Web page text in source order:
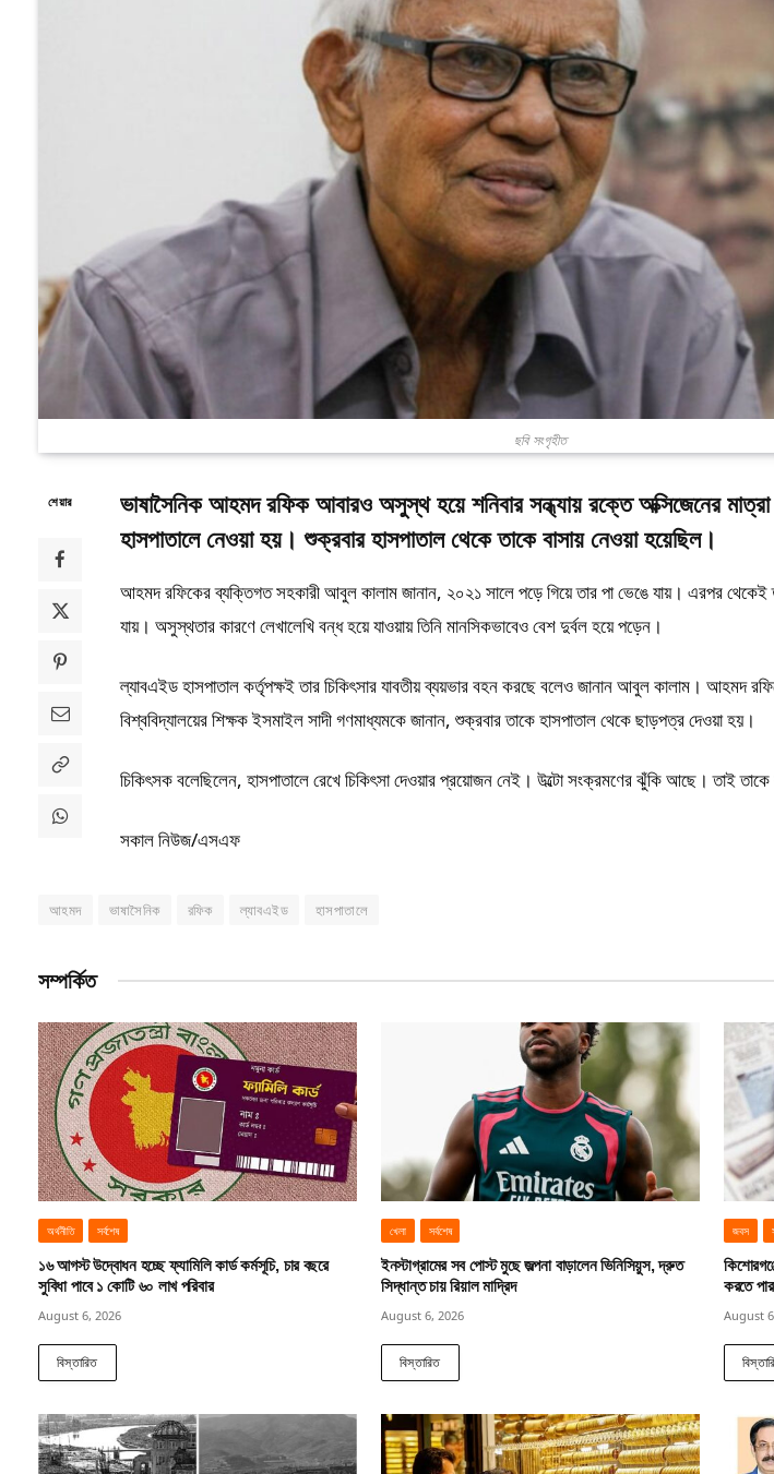
ছবি সংগৃহীত
শেয়ার
ভাষাসৈনিক আহমদ রফিক আবারও অসুস্থ হয়ে শনিবার সন্ধ্যায় রক্তে অক্সিজেনের
হাসপাতালে নেওয়া হয়। শুক্রবার হাসপাতাল থেকে তাকে বাসায় নেওয়া হয়েছিল।
আহমদ রফিকের ব্যক্তিগত সহকারী আবুল কালাম জানান, ২০২১ সালে পড়ে গিয়ে তার পা ভেঙে যায়। এরপর থেকেই
যায়। অসুস্থতার কারণে লেখালেখি বন্ধ হয়ে যাওয়ায় তিনি মানসিকভাবেও বেশ দুর্বল হয়ে পড়েন।
ল্যাবএইড হাসপাতাল কর্তৃপক্ষই তার চিকিৎসার যাবতীয় ব্যয়ভার বহন করছে বলেও জানান আবুল কালাম। আহমদ
বিশ্ববিদ্যালয়ের শিক্ষক ইসমাইল সাদী গণমাধ্যমকে জানান, শুক্রবার তাকে হাসপাতাল থেকে ছাড়পত্র দেওয়া হয়।
চিকিৎসক বলেছিলেন, হাসপাতালে রেখে চিকিৎসা দেওয়ার প্রয়োজন নেই। উল্টো সংক্রমণের ঝুঁকি আছে। তাই তাকে
সকাল নিউজ/এসএফ
আহমদ ভাষাসৈনিক রফিক ল্যাবএইড হাসপাতালে
সম্পর্কিত
অর্থনীতি সর্বশেষ
১৬ আগস্ট উদ্বোধন হচ্ছে ফ্যামিলি কার্ড কর্মসূচি, চার বছরে
সুবিধা পাবে ১ কোটি ৬০ লাখ পরিবার
August 6, 2026
বিস্তারিত
খেলা সর্বশেষ
ইনস্টাগ্রামের সব পোস্ট মুছে জল্পনা বাড়ালেন ভিনিসিয়ুস, দ্রুত
সিদ্ধান্ত চায় রিয়াল মাদ্রিদ
August 6, 2026
বিস্তারিত
জবস
করতে
August